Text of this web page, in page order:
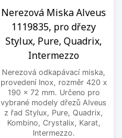
Nerezová Miska Alveus
1119835, pro dřezy
Stylux, Pure, Quadrix,
Intermezzo
Nerezová odkapávací miska,
provedení Inox, rozměr 420 x
190 x 72 mm. Určeno pro
vybrané modely dřezů Alveus
z řad Stylux, Pure, Quadrix,
Kombino, Crystalix, Karat,
Intermezzo.